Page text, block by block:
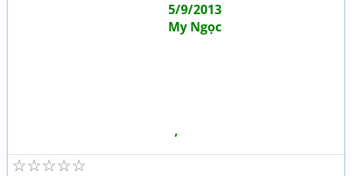
5/9/2013
My Ngọc
,
☆
☆
☆
☆
☆